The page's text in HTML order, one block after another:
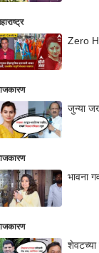
Zero
जुन्या
भावना
शेवटच्या